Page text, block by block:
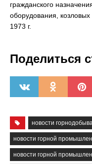
гражданского
оборудования,
1973 г.
Поделиться
новости
новости горной
новости горной